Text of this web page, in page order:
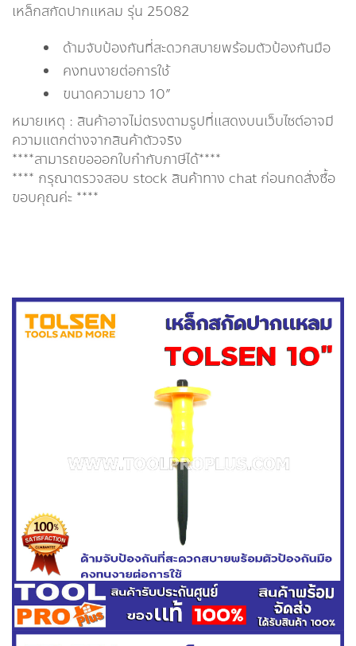
เหล็กสกัดปากแหลม รุ่น 25082
ด้ามจับป้องกันที่สะดวกสบายพร้อมตัวป้องกันมือ
คงทนงายต่อการใช้
ขนาดความยาว 10”
หมายเหตุ : สินค้าอาจไม่ตรงตามรูปที่แสดงบนเว็บไซต์อาจมี
ความแตกต่างจากสินค้าตัวจริง
****สามารถขอออกใบกำกับภาษีได้****
**** กรุณาตรวจสอบ stock สินค้าทาง chat ก่อนกดสั่งซื้อ
ขอบคุณค่ะ ****